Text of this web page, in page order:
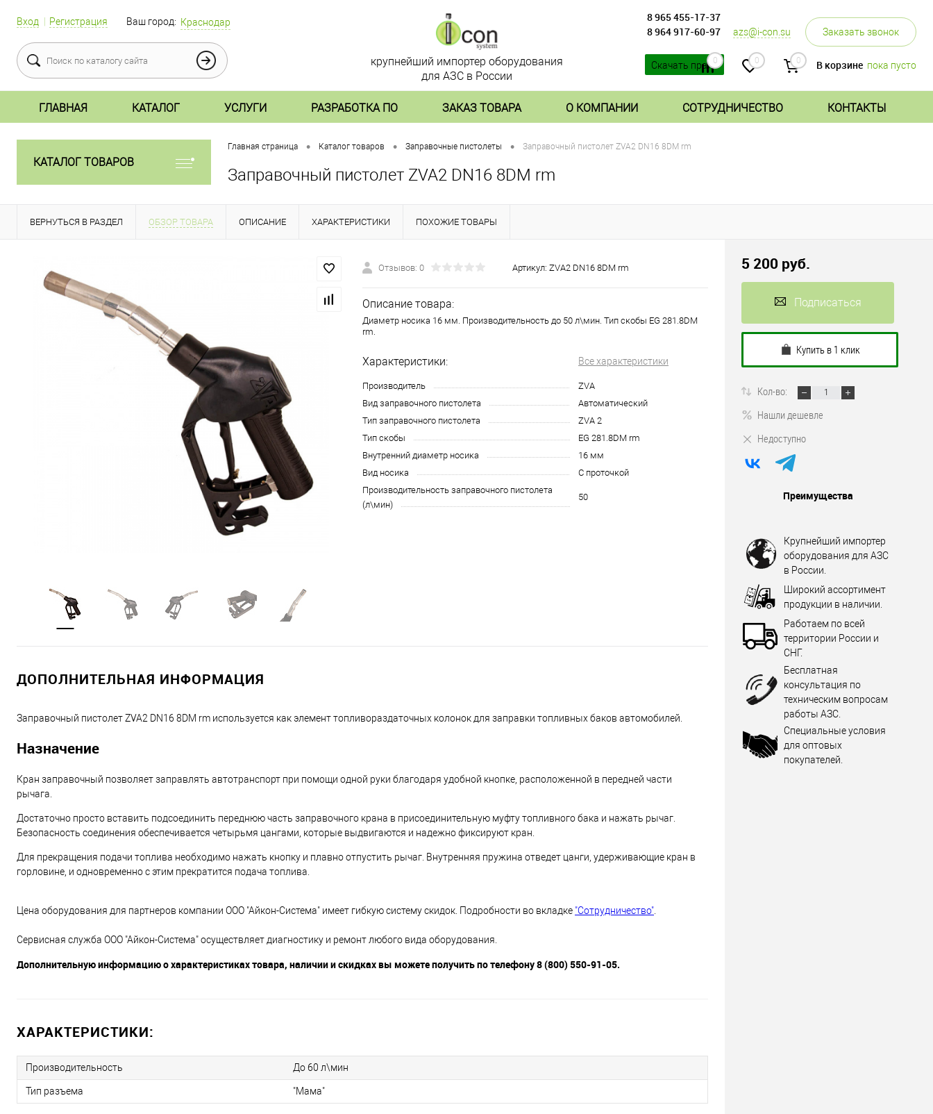
Вход Регистрация Ваш город: Краснодар
8 965 455-17-37
8 964 917-60-97
azs@i-con.su Заказать звонок
Скачать прайс
0 0 0 В корзине пока пусто
крупнейший импортер оборудования
для АЗС в России
ГЛАВНАЯ КАТАЛОГ УСЛУГИ РАЗРАБОТКА ПО ЗАКАЗ ТОВАРА О КОМПАНИИ СОТРУДНИЧЕСТВО КОНТАКТЫ
КАТАЛОГ ТОВАРОВ
Главная страница • Каталог товаров • Заправочные пистолеты • Заправочный пистолет ZVA2 DN16 8DM rm
Заправочный пистолет ZVA2 DN16 8DM rm
ВЕРНУТЬСЯ В РАЗДЕЛ ОБЗОР ТОВАРА ОПИСАНИЕ ХАРАКТЕРИСТИКИ ПОХОЖИЕ ТОВАРЫ
Отзывов: 0 Артикул: ZVA2 DN16 8DM rm
Описание товара:
Диаметр носика 16 мм. Производительность до 50 л\мин. Тип скобы EG 281.8DM
rm.
Характеристики: Все характеристики
Производитель
ZVA
Вид заправочного пистолета
Автоматический
Тип заправочного пистолета
ZVA 2
Тип скобы
EG 281.8DM rm
Внутренний диаметр носика
16 мм
Вид носика
С проточкой
Производительность заправочного пистолета
(л\мин)
50
ДОПОЛНИТЕЛЬНАЯ ИНФОРМАЦИЯ
Заправочный пистолет ZVA2 DN16 8DM rm используется как элемент топливораздаточных колонок для заправки топливных баков автомобилей.
Назначение
Кран заправочный позволяет заправлять автотранспорт при помощи одной руки благодаря удобной кнопке, расположенной в передней части
рычага.
Достаточно просто вставить подсоединить переднюю часть заправочного крана в присоединительную муфту топливного бака и нажать рычаг.
Безопасность соединения обеспечивается четырьмя цангами, которые выдвигаются и надежно фиксируют кран.
Для прекращения подачи топлива необходимо нажать кнопку и плавно отпустить рычаг. Внутренняя пружина отведет цанги, удерживающие кран в
горловине, и одновременно с этим прекратится подача топлива.
Цена оборудования для партнеров компании ООО "Айкон-Система" имеет гибкую систему скидок. Подробности во вкладке "Сотрудничество"
Сервисная служба ООО "Айкон-Система" осуществляет диагностику и ремонт любого вида оборудования.
Дополнительную информацию о характеристиках товара, наличии и скидках вы можете получить по телефону 8 (800) 550-91-05.
ХАРАКТЕРИСТИКИ:
Производительность До 60 л\мин
Тип разъема "Мама"
5 200 руб.
Подписаться
Купить в 1 клик
Кол-во:
Нашли дешевле
Недоступно
Преимущества
Крупнейший импортер
оборудования для АЗС
в России.
Широкий ассортимент
продукции в наличии.
Работаем по всей
территории России и
СНГ.
Бесплатная
консультация по
техническим вопросам
работы АЗС.
Специальные условия
для оптовых
покупателей.